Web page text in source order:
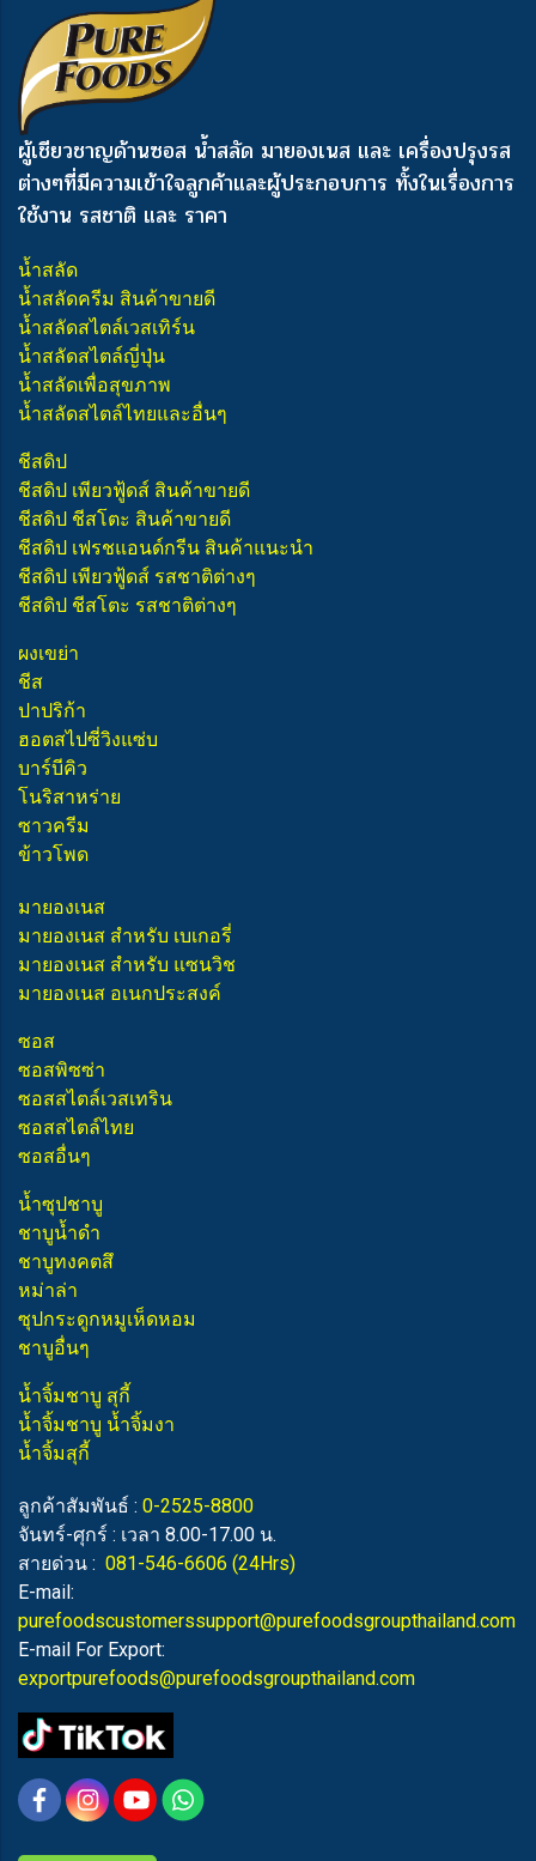
ผู้เชียวชาญด้านซอส น้ำสลัด มายองเนส และ เครื่องปรุงรส
ต่างๆที่มีความเข้าใจลูกค้าและผู้ประกอบการ ทั้งในเรื่องการ
ใช้งาน รสชาติ และ ราคา
น้ำสลัด
น้ำสลัดครีม สินค้าขายดี
น้ำสลัดสไตล์เวสเทิร์น
น้ำสลัดสไตล์ญี่ปุ่น
น้ำสลัดเพื่อสุขภาพ
น้ำสลัดสไตล์ไทยและอื่นๆ
ชีสดิป
ชีสดิป เพียวฟู้ดส์ สินค้าขายดี
ชีสดิป ชีสโตะ สินค้าขายดี
ชีสดิป เฟรชแอนด์กรีน สินค้าแนะนำ
ชีสดิป เพียวฟู้ดส์ รสชาติต่างๆ
ชีสดิป ชีสโตะ รสชาติต่างๆ
ผงเขย่า
ชีส
ปาปริก้า
ฮอตสไปซี่วิงแซ่บ
บาร์บีคิว
โนริสาหร่าย
ซาวครีม
ข้าวโพด
มายองเนส
มายองเนส สำหรับ เบเกอรี่
มายองเนส สำหรับ แซนวิช
มายองเนส อเนกประสงค์
ซอส
ซอสพิซซ่า
ซอสสไตล์เวสเทริน
ซอสสไตล์ไทย
ซอสอื่นๆ
น้ำซุปชาบู
ชาบูน้ำดำ
ชาบูทงคตสึ
หม่าล่า
ซุปกระดูกหมูเห็ดหอม
ชาบูอื่นๆ
น้ำจิ้มชาบู สุกี้
น้ำจิ้มชาบู น้ำจิ้มงา
น้ำจิ้มสุกี้
ลูกค้าสัมพันธ์ : 0-2525-8800
จันทร์-ศุกร์ : เวลา 8.00-17.00 น.
สายด่วน : 081-546-6606 (24Hrs)
E-mail:
purefoodscustomerssupport@purefoodsgroupthailand.com
E-mail For Export:
exportpurefoods@purefoodsgroupthailand.com